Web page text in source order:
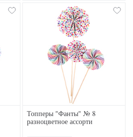
Топперы "Фанты" № 8
разноцветное ассорти